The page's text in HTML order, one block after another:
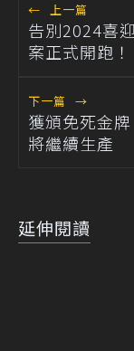
← 上一篇
告別2024喜
案正式開跑！
下一篇 →
獲頒免死金
將繼續生產
延伸閱讀